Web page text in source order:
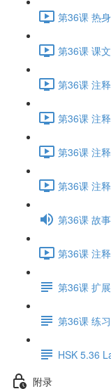
第36课 热
第36课 课
第36课 注
第36课 注
第36课 注
第36课 注
第36课 故事
第36课 注
第36课 扩展
第36课 练习
HSK 5.36
附录